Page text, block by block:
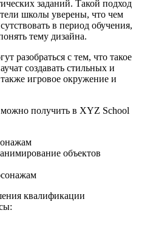
заданий. Такой подход
школы уверены, что чем
в период обучения,
тему дизайна.
разобраться с тем, что такое
создавать стильных и
игровое окружение и
получить в XYZ School
объектов
квалификации